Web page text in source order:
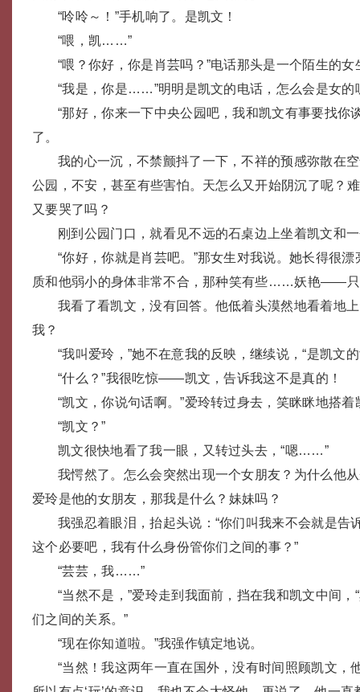
“呤呤～！”手机响了。是凯文！
“喂，凯……”
“喂？你好，你是肖芸吗？”电话那头是一个陌生的女
“我是，你是……”明明是凯文的电话，怎么会是女的
“那好，你来一下中央公园吧，我和凯文有事要找你
了。
我的心一沉，不禁颤抖了一下，不祥的预感弥散在
公园，不安，甚至有些害怕。天怎么又开始阴沉了呢？
又要哭了吗？
刚到公园门口，就看见不远的石桌边上坐着凯文和
“你好，你就是肖芸吧。”那女生对我说。她长得很
质和他弱小的身体非常不合，那种笑有些……妖艳——只
我看了看凯文，没有回答。他低着头漠然地看着地
我？
“我叫爱玲，”她不在意我的反映，继续说，“是凯文
“什么？”我很吃惊——凯文，告诉我这不是真的！
“凯文，你说句话啊。”爱玲转过身去，笑眯眯地搭
“凯文？”
凯文很快地看了我一眼，又转过头去，“嗯……”
我愕然了。怎么会突然出现一个女朋友？为什么他
爱玲是他的女朋友，那我是什么？妹妹吗？
我强忍着眼泪，抬起头说：“你们叫我来不会就是告
这个必要吧，我有什么身份管你们之间的事？”
“芸芸，我……”
“当然不是，”爱玲走到我面前，挡在我和凯文中间
们之间的关系。”
“现在你知道啦。”我强作镇定地说。
“当然！我这两年一直在国外，没有时间照顾凯文，